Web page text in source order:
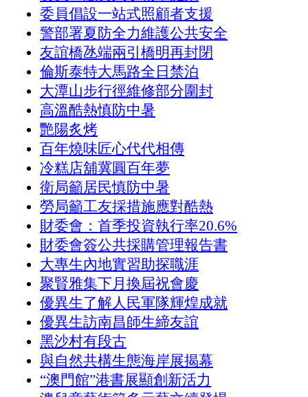
委員倡設一站式照顧者支援
警部署夏防全力維護公共安全
友誼橋氹端兩引橋明再封閉
倫斯泰特大馬路全日禁泊
大潭山步行徑維修部分圍封
高溫酷熱慎防中暑
艷陽炙烤
百年燒味匠心代代相傳
冷糕店舖冀圓百年夢
衛局籲居民慎防中暑
勞局籲工友採措施應對酷熱
財委會：首季投資執行率20.6%
財委會簽公共採購管理報告書
大專生內地實習助探職涯
聚賢雅集下月換屆祝會慶
優異生了解人民軍隊輝煌成就
優異生訪南昌師生締友誼
黑沙村有段古
與自然共構生態海岸展揭幕
“澳門館”港書展顯創新活力